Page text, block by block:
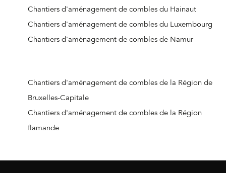
Chantiers d'aménagement de combles de Nandrin
Chantiers d'aménagement de combles de Liège (Jupille-
sur-Meuse)
Chantiers d'aménagement de combles d'Hognoul
Chantiers d'aménagement de combles de Jalhay
Chantiers d'aménagement de combles de Crisnée
Chantiers d'aménagement de combles de Remicourt
Chantiers d'aménagement de combles du Hainaut
Chantiers d'aménagement de combles du Luxembourg
Chantiers d'aménagement de combles de Namur
Chantiers d'aménagement de combles de la Région de
Bruxelles-Capitale
Chantiers d'aménagement de combles de la Région
flamande